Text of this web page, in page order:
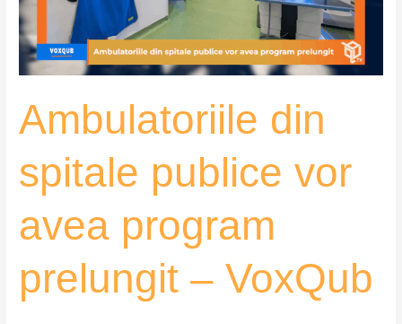
Ambulatoriile din
spitale publice vor
avea program
prelungit – VoxQub
program
prelungit